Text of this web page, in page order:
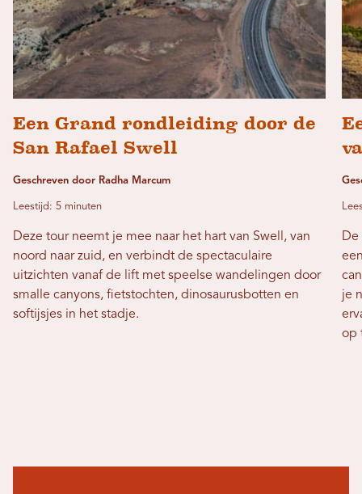
Een Grand rondleiding door de
San Rafael Swell
Geschreven door Radha Marcum
Leestijd: 5 minuten
Deze tour neemt je mee naar het hart van Swell, van
noord naar zuid, en verbindt de spectaculaire
uitzichten vanaf de lift met speelse wandelingen door
smalle canyons, fietstochten, dinosaurusbotten en
softijsjes in het stadje.
De
je
op